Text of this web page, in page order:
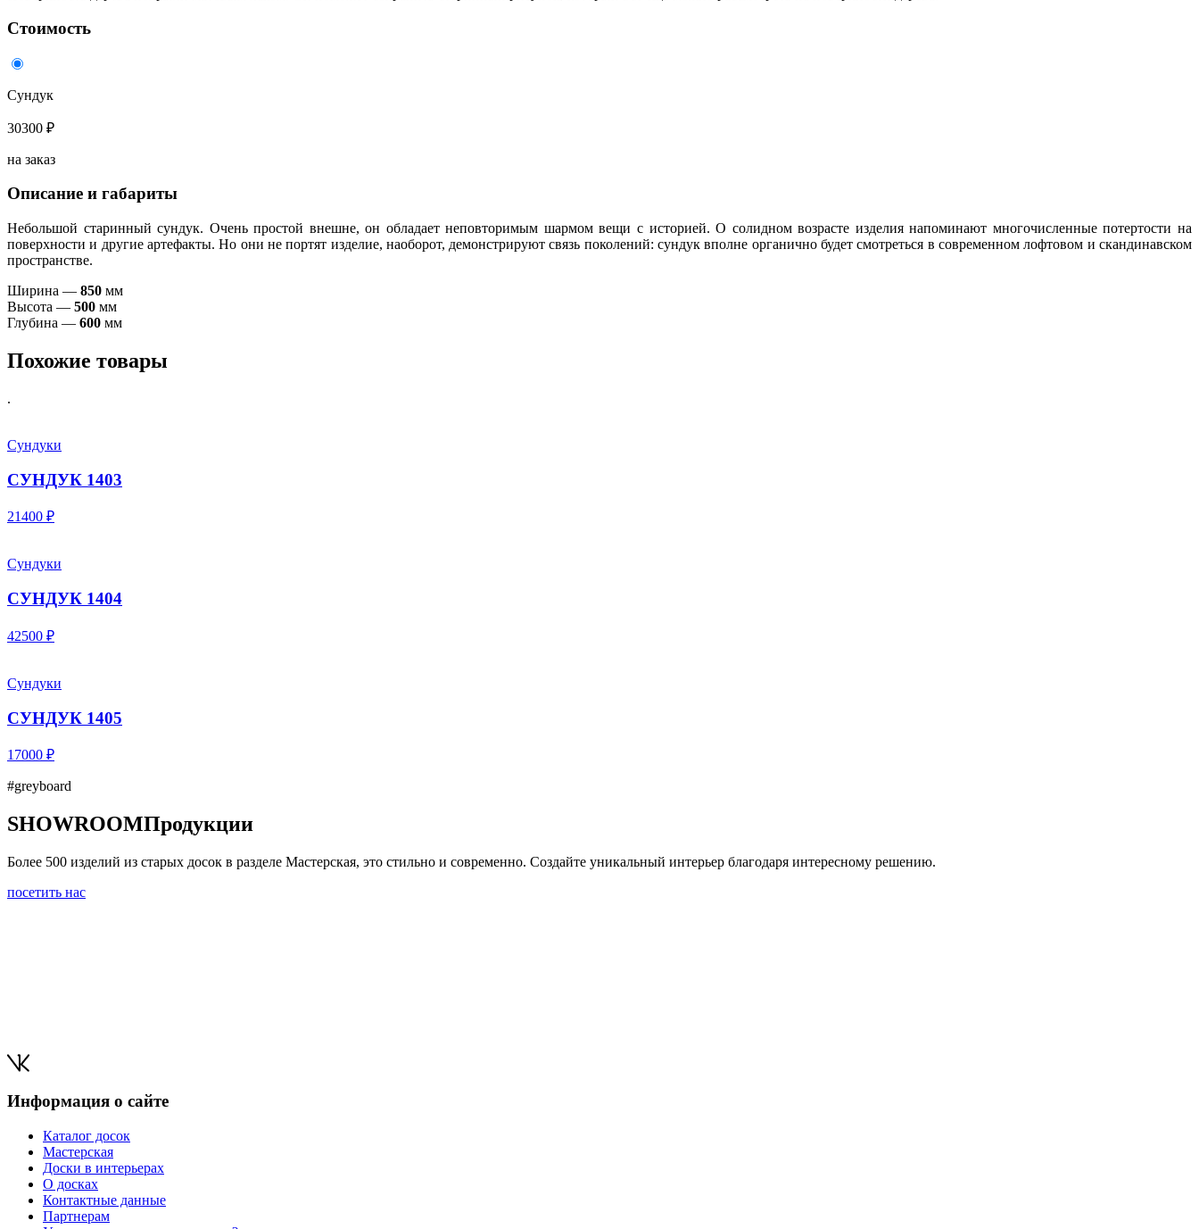
Стоимость
Сундук
30300 ₽
на заказ
Описание и габариты
Небольшой старинный сундук. Очень простой внешне, он обладает неповторимым шармом вещи с историей. О солидном возрасте изделия напоминают многочисленные потертости на
поверхности и другие артефакты. Но они не портят изделие, наоборот, демонстрируют связь поколений: сундук вполне органично будет смотреться в современном лофтовом и скандинавском
пространстве.
Ширина — 850 мм
Высота — 500 мм
Глубина — 600 мм
Похожие товары
.
Сундуки
СУНДУК 1403
21400 ₽
Сундуки
СУНДУК 1404
42500 ₽
Сундуки
СУНДУК 1405
17000 ₽
#greyboard
SHOWROOMПродукции
Более 500 изделий из старых досок в разделе Мастерская, это стильно и современно. Создайте уникальный интерьер благодаря интересному решению.
посетить нас
Информация о сайте
Каталог досок
Мастерская
Доски в интерьерах
О досках
Контактные данные
Партнерам